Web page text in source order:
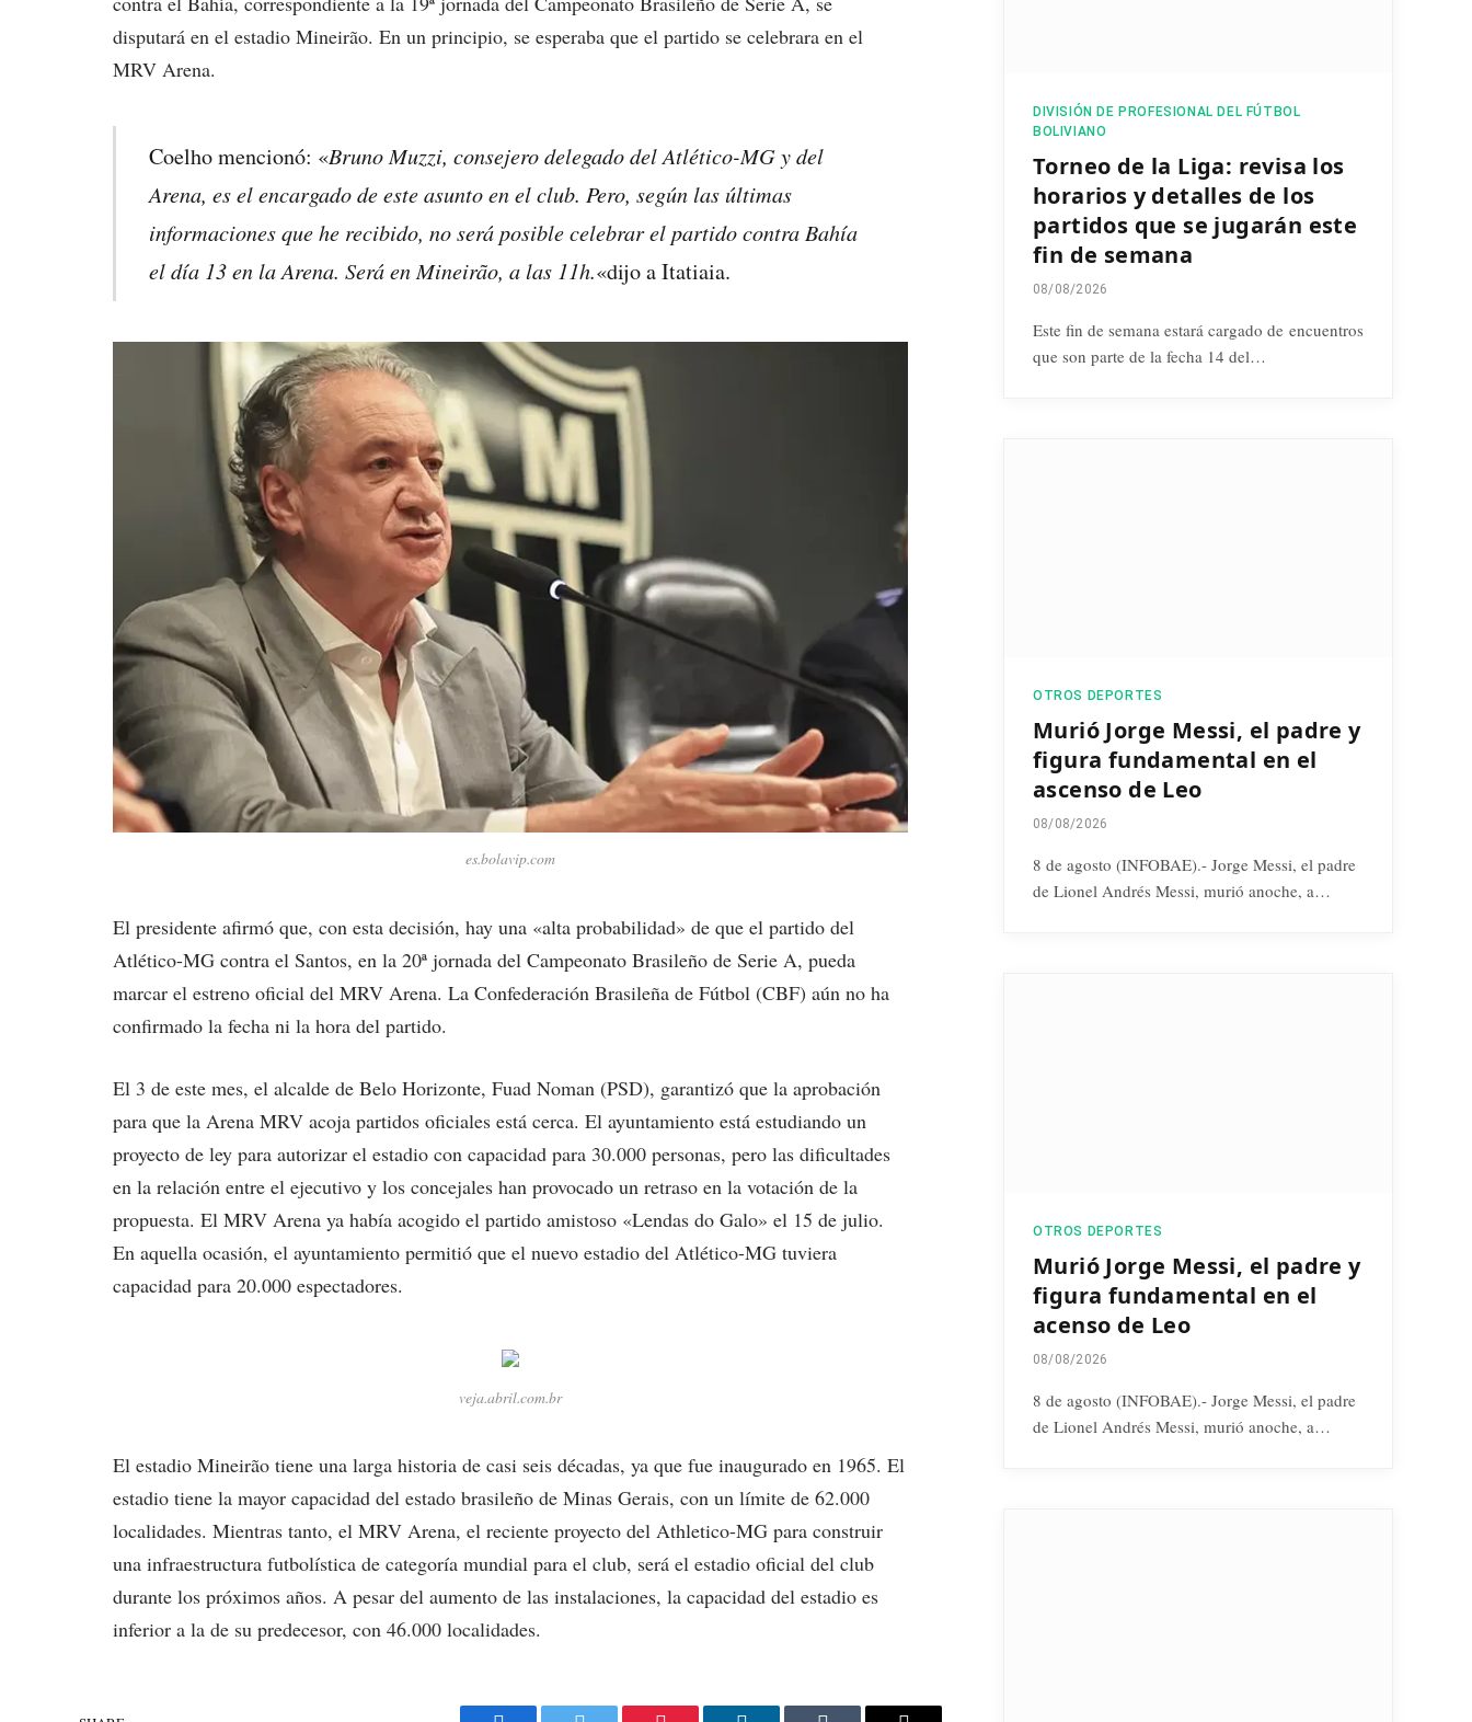
disputará en el estadio Mineirão. En un principio, se esperaba que el partido se celebrara en el
MRV Arena.
Coelho mencionó: «Bruno Muzzi, consejero delegado del Atlético-MG y del
Arena, es el encargado de este asunto en el club. Pero, según las últimas
informaciones que he recibido, no será posible celebrar el partido contra Bahía
el día 13 en la Arena. Será en Mineirão, a las 11h.«dijo a Itatiaia.
es.bolavip.com
El presidente afirmó que, con esta decisión, hay una «alta probabilidad» de que el partido del
Atlético-MG contra el Santos, en la 20ª jornada del Campeonato Brasileño de Serie A, pueda
marcar el estreno oficial del MRV Arena. La Confederación Brasileña de Fútbol (CBF) aún no ha
confirmado la fecha ni la hora del partido.
El 3 de este mes, el alcalde de Belo Horizonte, Fuad Noman (PSD), garantizó que la aprobación
para que la Arena MRV acoja partidos oficiales está cerca. El ayuntamiento está estudiando un
proyecto de ley para autorizar el estadio con capacidad para 30.000 personas, pero las dificultades
en la relación entre el ejecutivo y los concejales han provocado un retraso en la votación de la
propuesta. El MRV Arena ya había acogido el partido amistoso «Lendas do Galo» el 15 de julio.
En aquella ocasión, el ayuntamiento permitió que el nuevo estadio del Atlético-MG tuviera
capacidad para 20.000 espectadores.
veja.abril.com.br
El estadio Mineirão tiene una larga historia de casi seis décadas, ya que fue inaugurado en 1965. El
estadio tiene la mayor capacidad del estado brasileño de Minas Gerais, con un límite de 62.000
localidades. Mientras tanto, el MRV Arena, el reciente proyecto del Athletico-MG para construir
una infraestructura futbolística de categoría mundial para el club, será el estadio oficial del club
durante los próximos años. A pesar del aumento de las instalaciones, la capacidad del estadio es
inferior a la de su predecesor, con 46.000 localidades.
DIVISIÓN DE PROFESIONAL DEL FÚTBOL
BOLIVIANO
Torneo de la Liga: revisa los
horarios y detalles de los
partidos que se jugarán este
fin de semana
08/08/2026
Este fin de semana estará cargado de encuentros
que son parte de la fecha 14 del…
OTROS DEPORTES
Murió Jorge Messi, el padre y
figura fundamental en el
ascenso de Leo
08/08/2026
8 de agosto (INFOBAE).- Jorge Messi, el padre
de Lionel Andrés Messi, murió anoche, a…
OTROS DEPORTES
Murió Jorge Messi, el padre y
figura fundamental en el
acenso de Leo
08/08/2026
8 de agosto (INFOBAE).- Jorge Messi, el padre
de Lionel Andrés Messi, murió anoche, a…